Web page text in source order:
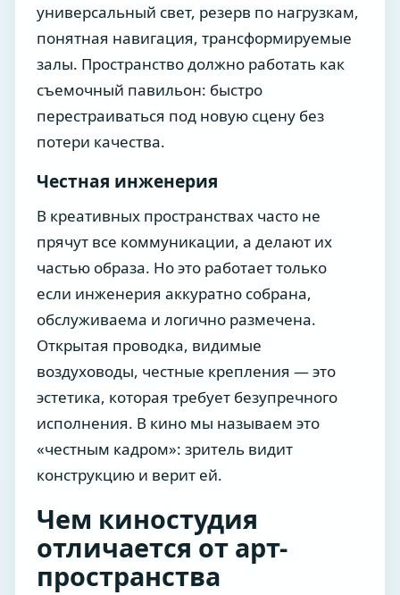
универсальный свет, резерв по нагрузкам,
понятная навигация, трансформируемые
залы. Пространство должно работать как
съемочный павильон: быстро
перестраиваться под новую сцену без
потери качества.
Честная инженерия
В креативных пространствах часто не
прячут все коммуникации, а делают их
частью образа. Но это работает только
если инженерия аккуратно собрана,
обслуживаема и логично размечена.
Открытая проводка, видимые
воздуховоды, честные крепления — это
эстетика, которая требует безупречного
исполнения. В кино мы называем это
«честным кадром»: зритель видит
конструкцию и верит ей.
Чем киностудия
отличается от арт-
пространства